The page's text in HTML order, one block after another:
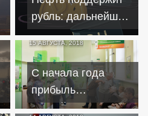
рубль: дальнейшее
ослабление
ограничено
15 АВГУСТА, 2018
С начала года
прибыль
российских банков